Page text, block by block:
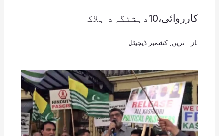
کارروائی،10دہشتگرد ہلاک
تازہ ترین کشمیر ڈیجیٹل